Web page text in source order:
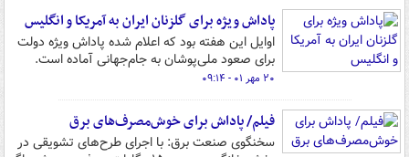
پاداش ویژه برای گلزنان ایران به آمریکا و انگلیس
اوایل این هفته بود که اعلام شده پاداش ویژه دولت
برای صعود ملی‌پوشان به جام‌جهانی آماده است.
۲۰ مهر ۰۱ - ۰۹:۱۴
فیلم/ پاداش برای خوش‌مصرف‌های برق
سخنگوی صنعت برق: با اجرای طرح‌های تشویقی در